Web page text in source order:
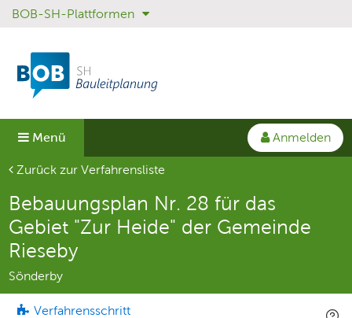
Sprungmenü
Direkt
Hauptnavigation
springen
Direkt
Inhalt
springen
BOB-SH-Plattformen
Menü
Anmelden
Aktuelle Seite
Zurück zur Verfahrensliste
Bebauungsplan Nr. 28 für das
Gebiet "Zur Heide" der Gemeinde
Rieseby
Sönderby
Verfahrensschritt